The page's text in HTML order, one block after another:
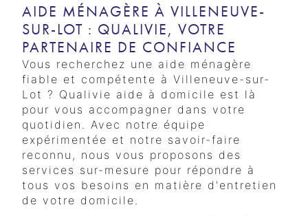
AIDE MÉNAGÈRE À VILLENEUVE-
SUR-LOT : QUALIVIE, VOTRE
PARTENAIRE DE CONFIANCE
Vous recherchez une aide ménagère
fiable et compétente à Villeneuve-sur-
Lot ? Qualivie aide à domicile est là
pour vous accompagner dans votre
quotidien. Avec notre équipe
expérimentée et notre savoir-faire
reconnu, nous vous proposons des
services sur-mesure pour répondre à
tous vos besoins en matière d'entretien
de votre domicile.